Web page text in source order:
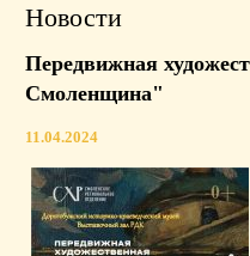
Новости
Передвижная
Смоленщина"
11.04.2024